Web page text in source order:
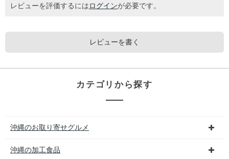
レビューを評価するには ログインが必要です。
レビューを書く
カテゴリから探す
沖縄のお取り寄せグルメ
沖縄の加工食品